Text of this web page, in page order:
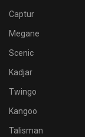
Captur
Megane
Scenic
Kadjar
Twingo
Kangoo
Talisman